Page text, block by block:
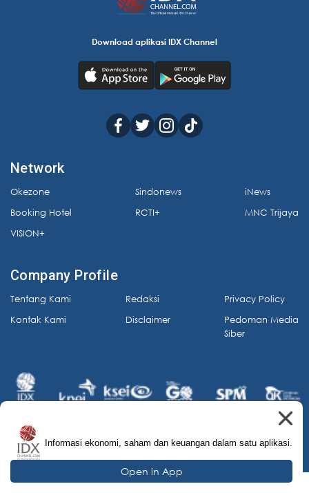
Download aplikasi IDX Channel
Network
Okezone
Booking Hotel
VISION+
Sindonews
RCTI+
iNews
MNC Trijaya
Company Profile
Tentang Kami
Kontak Kami
Redaksi
Disclaimer
Privacy Policy
Pedoman Media
Siber
© 2026 IDX Channel. All Rights Reserved.
Informasi ekonomi, saham dan keuangan dalam satu aplikasi.
Open in App